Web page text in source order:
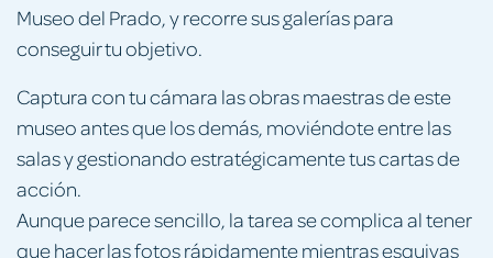
Museo del Prado, y recorre sus galerías para
conseguir tu objetivo.
Captura con tu cámara las obras maestras de este
museo antes que los demás, moviéndote entre las
salas y gestionando estratégicamente tus cartas de
acción.
Aunque parece sencillo, la tarea se complica al tener
que hacer las fotos rápidamente mientras esquivas